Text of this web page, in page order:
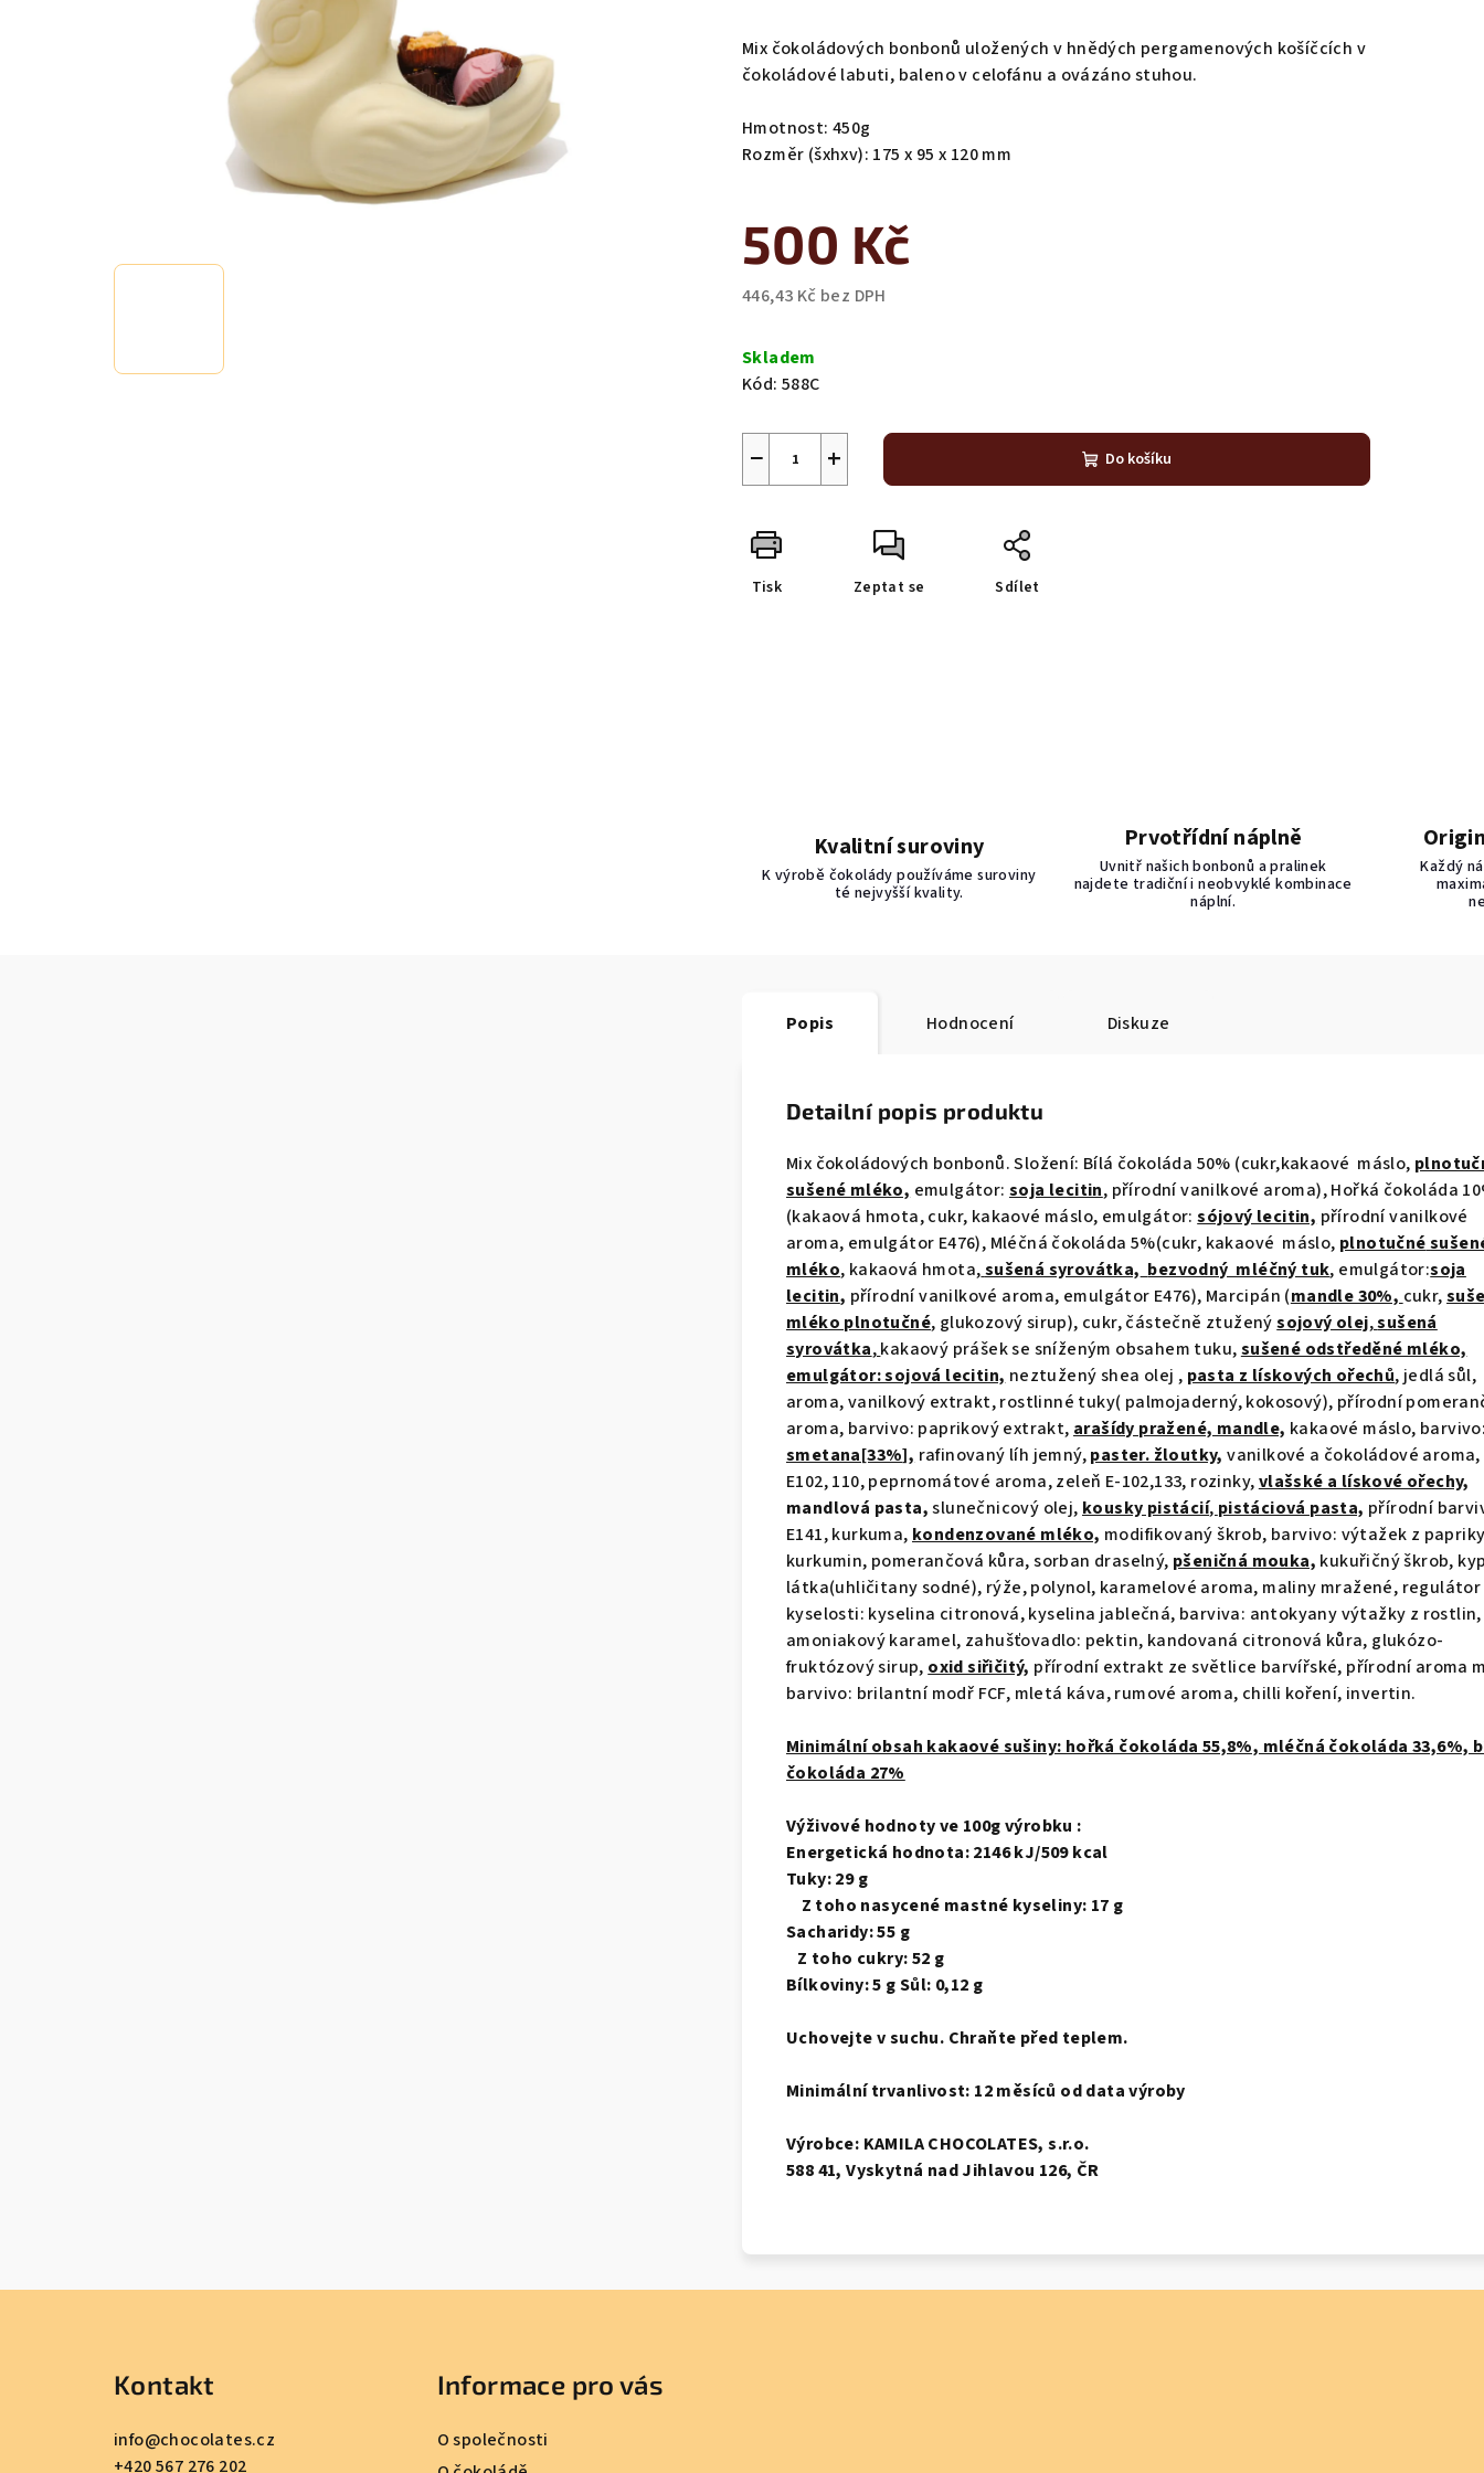
produktu
je
z
5
hvězdiček.
Mix čokoládových bonbonů uložených v hnědých pergamenových košíčcích v
čokoládové labuti, baleno v celofánu a ovázáno stuhou.
Hmotnost: 450g
Rozměr (šxhxv): 175 x 95 x 120 mm
500 Kč
446,43 Kč bez DPH
cena:
Skladem
Kód: 588C
+
− Do košíku
Tisk Zeptat se Sdílet
Kvalitní suroviny
K výrobě čokolády používáme suroviny
té nejvyšší kvality.
Prvotřídní náplně
Uvnitř našich bonbonů a pralinek
najdete tradiční i neobvyklé kombinace
náplní.
Každý
Popis Hodnocení Diskuze
Detailní popis produktu
Mix čokoládových bonbonů. Složení: Bílá čokoláda 50% (cukr,kakaové máslo,
sušené mléko, emulgátor:soja lecitin, přírodní vanilkové aroma), Hořká čokoláda
(kakaová hmota, cukr, kakaové máslo, emulgátor:sójový lecitin, přírodní vanilkové
aroma, emulgátor E476), Mléčná čokoláda 5%(cukr, kakaové máslo, plnotučné
mléko, kakaová hmota,sušená syrovátka, bezvodný mléčný tuk, emulgátor:soja
lecitin, přírodní vanilkové aroma, emulgátor E476), Marcipán (mandle 30%, cukr,
mléko plnotučné, glukozový sirup), cukr, částečně ztuženýsojový olej,sušená
syrovátka,kakaový prášek se sníženým obsahem tuku,sušené odstředěné mléko,
emulgátor: sojová lecitin, neztužený shea olej , pasta z lískových ořechů, jedlá sůl,
aroma, vanilkový extrakt, rostlinné tuky( palmojaderný, kokosový), přírodní
aroma, barvivo: paprikový extrakt, arašídy pražené, mandle, kakaové máslo,
smetana[33%], rafinovaný líh jemný,paster. žloutky, vanilkové a čokoládové
E102, 110, peprnomátové aroma, zeleň E-102,133, rozinky,vlašské a lískové ořechy,
mandlová pasta,slunečnicový olej, kousky pistácií, pistáciová pasta, přírodní
E141, kurkuma, kondenzované mléko, modifikovaný škrob, barvivo: výtažek z
kurkumin, pomerančová kůra, sorban draselný, pšeničná mouka, kukuřičný škrob,
látka(uhličitany sodné), rýže, polynol, karamelové aroma, maliny mražené, regulátor
kyselosti: kyselina citronová, kyselina jablečná, barviva: antokyany výtažky z rostlin,
amoniakový karamel, zahušťovadlo: pektin, kandovaná citronová kůra, glukózo-
fruktózový sirup, oxid siřičitý, přírodní extrakt ze světlice barvířské, přírodní aroma
barvivo: brilantní modř FCF, mletá káva, rumové aroma, chilli koření, invertin.
Minimální obsah kakaové sušiny: hořká čokoláda 55,8%, mléčná čokoláda 33,6%,
čokoláda 27%
Výživové hodnoty ve 100g výrobku :
Energetická hodnota: 2146 kJ/509 kcal
Tuky: 29 g
Z toho nasycené mastné kyseliny: 17 g
Sacharidy: 55 g
Z toho cukry: 52 g
Bílkoviny: 5 gSůl: 0,12 g
Uchovejte v suchu. Chraňte před teplem.
Minimální trvanlivost: 12 měsíců od data výroby
Výrobce: KAMILA CHOCOLATES, s.r.o.
588 41, Vyskytná nad Jihlavou 126, ČR
Kontakt
info@chocolates.cz
+420 567 276 202
Informace pro vás
O společnosti